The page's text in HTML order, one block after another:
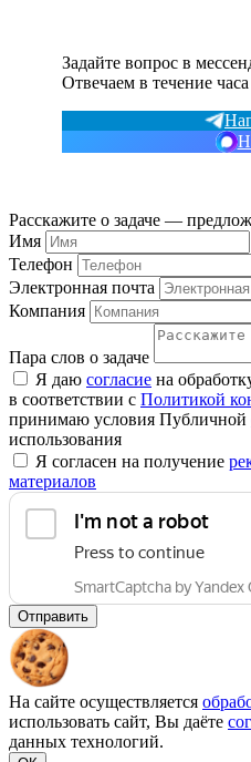
Задайте вопрос в
Отвечаем в течение
Расскажите о задаче —
Имя
Телефон
Электронная почта
Компания
Пара слов о задаче
Я даю согласие на
в соответствии с Политикой
принимаю условия Публичной
использования
Я согласен на получение
материалов
Отправить
На сайте осуществляется
использовать сайт, Вы даёте
данных технологий.